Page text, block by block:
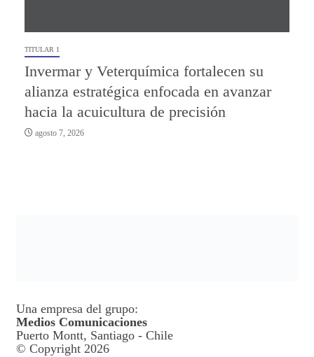
TITULAR 1
Invermar y Veterquímica fortalecen su
alianza estratégica enfocada en avanzar
hacia la acuicultura de precisión
agosto 7, 2026
Una empresa del grupo:
Medios Comunicaciones
Puerto Montt, Santiago - Chile
© Copyright 2026